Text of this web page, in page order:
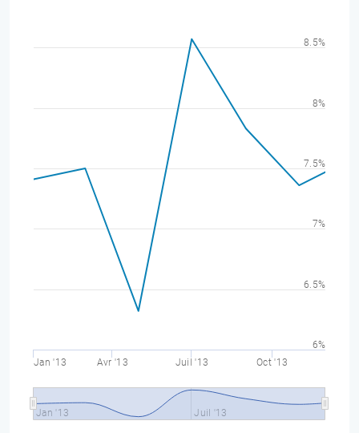
Jan '13 Avr '13 Juil '13 Oct '13
Jan '13 Juil '13
6%
6.5%
7%
7.5%
8%
8.5%